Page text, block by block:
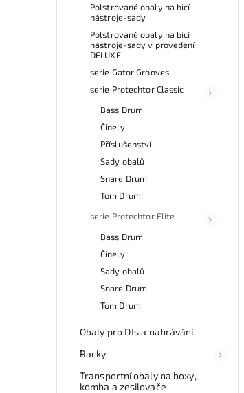
Polstrované obaly na bicí
nástroje-sady
Polstrované obaly na bicí
nástroje-sady v provedení
DELUXE
serie Gator Grooves
serie Protechtor Classic
Bass Drum
Činely
Příslušenství
Sady obalů
Snare Drum
Tom Drum
serie Protechtor Elite
Bass Drum
Činely
Sady obalů
Snare Drum
Tom Drum
Obaly pro DJs a nahrávání
Racky
Transportní obaly na boxy,
komba a zesilovače